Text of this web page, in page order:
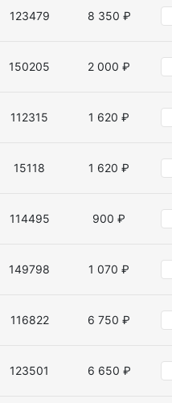
123479 8 350 ₽
150205 2 000 ₽
112315 1 620 ₽
15118 1 620 ₽
114495 900 ₽
149798 1 070 ₽
116822 6 750 ₽
123501 6 650 ₽